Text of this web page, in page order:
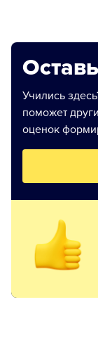
Учились
поможет
оценок